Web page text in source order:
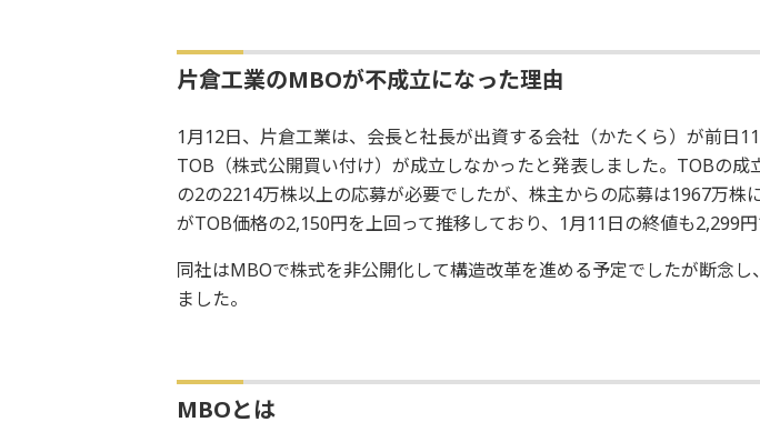
片倉工業のMBOが不成立になった理由
1月12日、片倉工業は、会長と社長が出資する会社（かたくら）が前日
TOB（株式公開買い付け）が成立しなかったと発表しました。TOBの成
の2の2214万株以上の応募が必要でしたが、株主からの応募は1967万株
がTOB価格の2,150円を上回って推移しており、1月11日の終値も2,299円
同社はMBOで株式を非公開化して構造改革を進める予定でしたが断念し
ました。
MBOとは